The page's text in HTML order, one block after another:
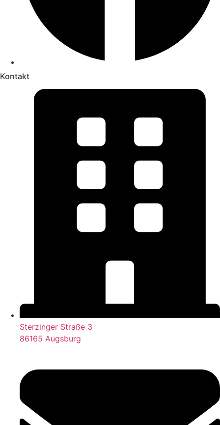
Kontakt
Sterzinger Straße 3
86165 Augsburg